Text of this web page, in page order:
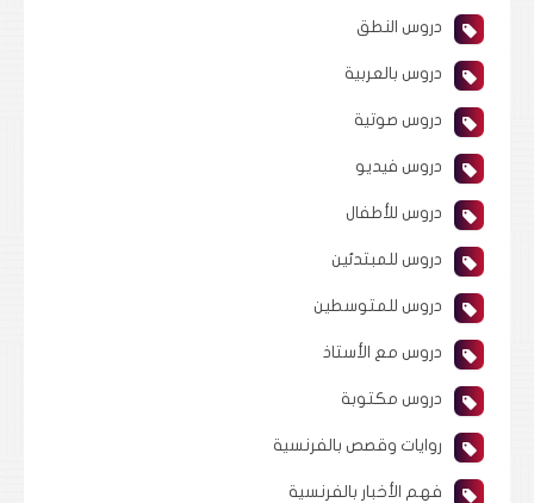
دروس النطق
دروس بالعربية
دروس صوتية
دروس فيديو
دروس للأطفال
دروس للمبتدئين
دروس للمتوسطين
دروس مع الأستاذ
دروس مكتوبة
روايات وقصص بالفرنسية
فهم الأخبار بالفرنسية